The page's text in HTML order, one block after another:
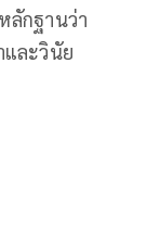
ลักฐานว่า
และวินัย